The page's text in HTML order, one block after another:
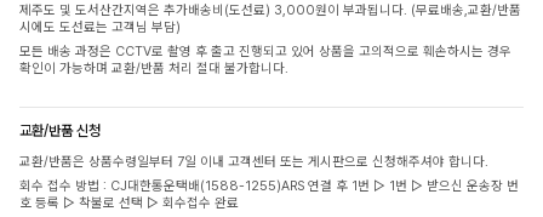
제주도 및 도서산간지역은 추가배송비(도선료) 3,000원이 부과됩니다. (무료배송,교환/반품
시에도 도선료는 고객님 부담)
모든 배송 과정은 CCTV로 촬영 후 출고 진행되고 있어 상품을 고의적으로 훼손하시는 경우
확인이 가능하며 교환/반품 처리 절대 불가합니다.
교환/반품 신청
교환/반품은 상품수령일부터 7일 이내 고객센터 또는 게시판으로 신청해주셔야 합니다.
회수 접수 방법 : CJ대한통운택배(1588-1255)ARS 연결 후 1번 ▷ 1번 ▷ 받으신 운송장 번
호 등록 ▷ 착불로 선택 ▷ 회수접수 완료